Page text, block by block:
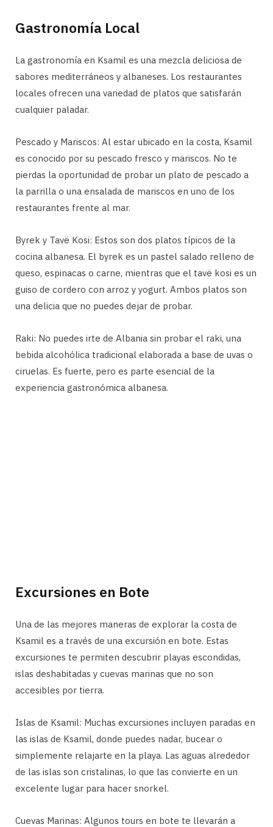
Gastronomía Local
La gastronomía en Ksamil es una mezcla deliciosa de
sabores mediterráneos y albaneses. Los restaurantes
locales ofrecen una variedad de platos que satisfarán
cualquier paladar.
Pescado y Mariscos: Al estar ubicado en la costa, Ksamil
es conocido por su pescado fresco y mariscos. No te
pierdas la oportunidad de probar un plato de pescado a
la parrilla o una ensalada de mariscos en uno de los
restaurantes frente al mar.
Byrek y Tavë Kosi: Estos son dos platos típicos de la
cocina albanesa. El byrek es un pastel salado relleno de
queso, espinacas o carne, mientras que el tavë kosi es un
guiso de cordero con arroz y yogurt. Ambos platos son
una delicia que no puedes dejar de probar.
Raki: No puedes irte de Albania sin probar el raki, una
bebida alcohólica tradicional elaborada a base de uvas o
ciruelas. Es fuerte, pero es parte esencial de la
experiencia gastronómica albanesa.
Excursiones en Bote
Una de las mejores maneras de explorar la costa de
Ksamil es a través de una excursión en bote. Estas
excursiones te permiten descubrir playas escondidas,
islas deshabitadas y cuevas marinas que no son
accesibles por tierra.
Islas de Ksamil: Muchas excursiones incluyen paradas en
las islas de Ksamil, donde puedes nadar, bucear o
simplemente relajarte en la playa. Las aguas alrededor
de las islas son cristalinas, lo que las convierte en un
excelente lugar para hacer snorkel.
Cuevas Marinas: Algunos tours en bote te llevarán a